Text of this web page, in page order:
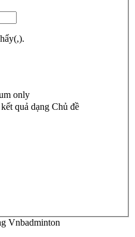
only
quả dạng Chủ đề
Vnbadminton